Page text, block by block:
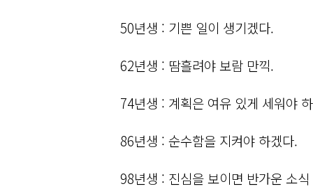
50년생 : 기쁜 일이 생기겠다.
62년생 : 땀흘려야 보람 만끽.
74년생 : 계획은 여유 있게 세워야
86년생 : 순수함을 지켜야 하겠다.
98년생 : 진심을 보이면 반가운 소식